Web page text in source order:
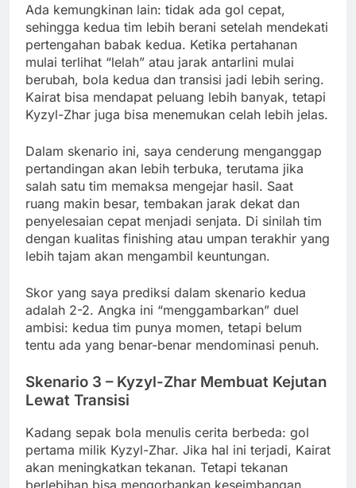
Ada kemungkinan lain: tidak ada gol cepat,
sehingga kedua tim lebih berani setelah mendekati
pertengahan babak kedua. Ketika pertahanan
mulai terlihat “lelah” atau jarak antarlini mulai
berubah, bola kedua dan transisi jadi lebih sering.
Kairat bisa mendapat peluang lebih banyak, tetapi
Kyzyl-Zhar juga bisa menemukan celah lebih jelas.
Dalam skenario ini, saya cenderung menganggap
pertandingan akan lebih terbuka, terutama jika
salah satu tim memaksa mengejar hasil. Saat
ruang makin besar, tembakan jarak dekat dan
penyelesaian cepat menjadi senjata. Di sinilah tim
dengan kualitas finishing atau umpan terakhir yang
lebih tajam akan mengambil keuntungan.
Skor yang saya prediksi dalam skenario kedua
adalah 2-2. Angka ini “menggambarkan” duel
ambisi: kedua tim punya momen, tetapi belum
tentu ada yang benar-benar mendominasi penuh.
Skenario 3 – Kyzyl-Zhar Membuat Kejutan
Lewat Transisi
Kadang sepak bola menulis cerita berbeda: gol
pertama milik Kyzyl-Zhar. Jika hal ini terjadi, Kairat
akan meningkatkan tekanan. Tetapi tekanan